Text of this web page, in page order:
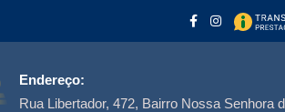
Endereço:
Rua Libertador, 472, Bairro Nossa Senhora